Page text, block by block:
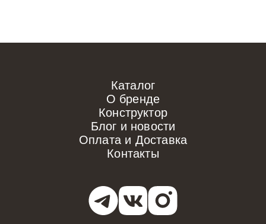
Каталог
О бренде
Конструктор
Блог и новости
Оплата и Доставка
Контакты